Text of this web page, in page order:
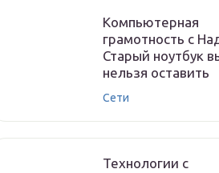
Компьютерная
грамотность с
Старый ноутбук
нельзя оставить
Сети
Технологии с